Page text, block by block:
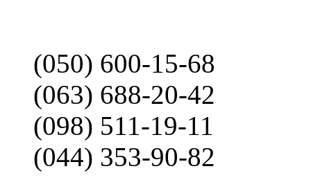
(050) 600-15-68
(063) 688-20-42
(098) 511-19-11
(044) 353-90-82